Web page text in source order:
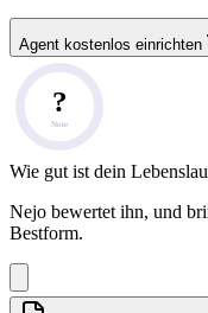
Agent kostenlos einrichten
?
Note
Wie gut ist dein
Nejo bewertet ihn, und
Bestform.